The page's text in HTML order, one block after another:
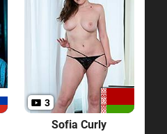
3
Sofia Curly